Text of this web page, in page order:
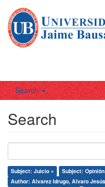
Search
Search
Subject: Juicio × Subject:
Author: Alvarez Idrugo, Alvaro